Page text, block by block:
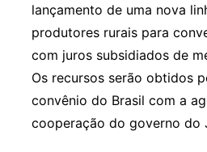
lançamento de uma nova
produtores rurais para
com juros subsidiados de
Os recursos serão obtidos
convênio do Brasil com a
cooperação do governo do